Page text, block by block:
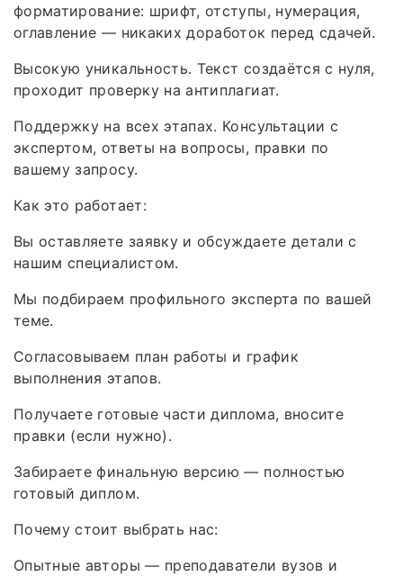
форматирование: шрифт, отступы, нумерация,
оглавление — никаких доработок перед сдачей.
Высокую уникальность. Текст создаётся с нуля,
проходит проверку на антиплагиат.
Поддержку на всех этапах. Консультации с
экспертом, ответы на вопросы, правки по
вашему запросу.
Как это работает:
Вы оставляете заявку и обсуждаете детали с
нашим специалистом.
Мы подбираем профильного эксперта по вашей
теме.
Согласовываем план работы и график
выполнения этапов.
Получаете готовые части диплома, вносите
правки (если нужно).
Забираете финальную версию — полностью
готовый диплом.
Почему стоит выбрать нас:
Опытные авторы — преподаватели вузов и